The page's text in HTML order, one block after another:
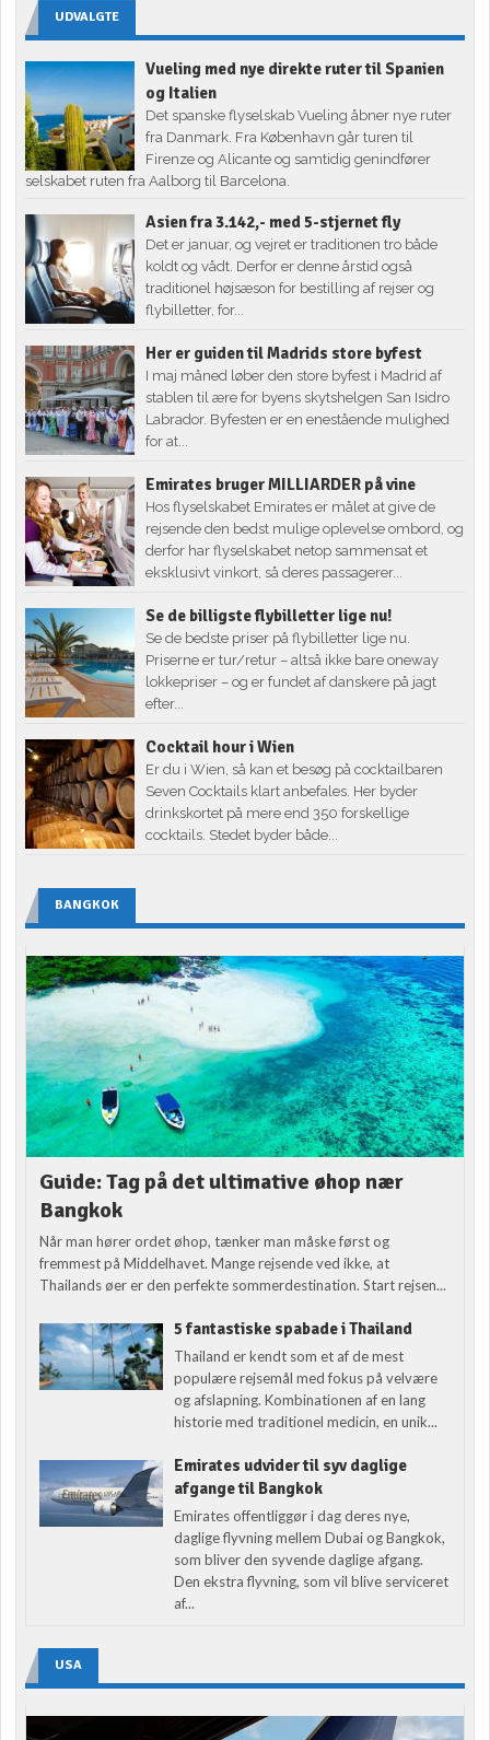
UDVALGTE
Vueling med nye direkte ruter til Spanien
og Italien
Det spanske flyselskab Vueling åbner nye ruter
fra Danmark. Fra København går turen til
Firenze og Alicante og samtidig genindfører
selskabet ruten fra Aalborg til Barcelona.
Asien fra 3.142,- med 5-stjernet fly
Det er januar, og vejret er traditionen tro både
koldt og vådt. Derfor er denne årstid også
traditionel højsæson for bestilling af rejser og
flybilletter, for...
Her er guiden til Madrids store byfest
I maj måned løber den store byfest i Madrid af
stablen til ære for byens skytshelgen San Isidro
Labrador. Byfesten er en enestående mulighed
for at...
Emirates bruger MILLIARDER på vine
Hos flyselskabet Emirates er målet at give de
rejsende den bedst mulige oplevelse ombord, og
derfor har flyselskabet netop sammensat et
eksklusivt vinkort, så deres passagerer...
Se de billigste flybilletter lige nu!
Se de bedste priser på flybilletter lige nu.
Priserne er tur/retur – altså ikke bare oneway
lokkepriser – og er fundet af danskere på jagt
efter...
Cocktail hour i Wien
Er du i Wien, så kan et besøg på cocktailbaren
Seven Cocktails klart anbefales. Her byder
drinkskortet på mere end 350 forskellige
cocktails. Stedet byder både...
BANGKOK
Guide: Tag på det ultimative øhop nær
Bangkok
Når man hører ordet øhop, tænker man måske først og
fremmest på Middelhavet. Mange rejsende ved ikke, at
Thailands øer er den perfekte sommerdestination. Start rejsen...
5 fantastiske spabade i Thailand
Thailand er kendt som et af de mest
populære rejsemål med fokus på velvære
og afslapning. Kombinationen af en lang
historie med traditionel medicin, en unik...
Emirates udvider til syv daglige
afgange til Bangkok
Emirates offentliggør i dag deres nye,
daglige flyvning mellem Dubai og Bangkok,
som bliver den syvende daglige afgang.
Den ekstra flyvning, som vil blive serviceret
af...
USA